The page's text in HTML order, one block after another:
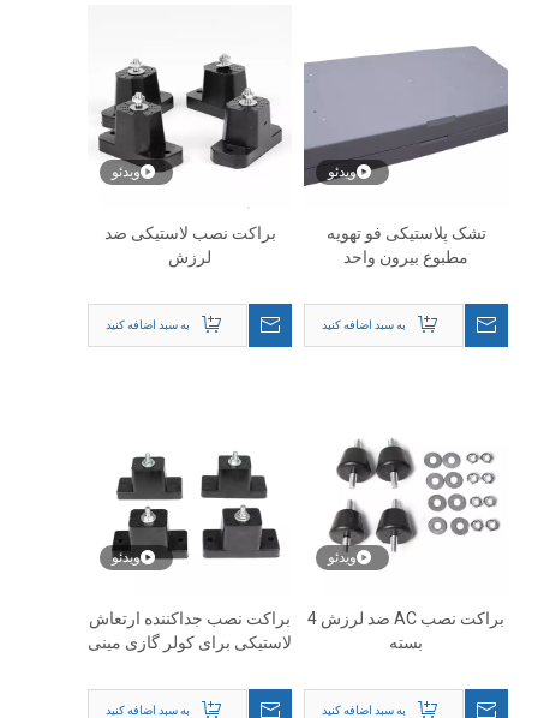
ویدئو
تشک پلاستیکی فو تهویه
مطبوع بیرون واحد
به سبد اضافه کنید
ویدئو
براکت نصب لاستیکی ضد
لرزش
به سبد اضافه کنید
ویدئو
براکت نصب AC ضد لرزش 4
بسته
به سبد اضافه کنید
ویدئو
براکت نصب جداکننده ارتعاش
لاستیکی برای کولر گازی مینی
به سبد اضافه کنید